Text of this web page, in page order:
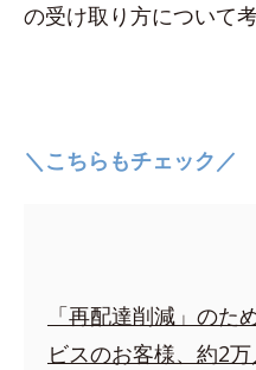
の受け取り方について
＼こちらもチェック／
「再配達削減」のた
ビスのお客様、約2